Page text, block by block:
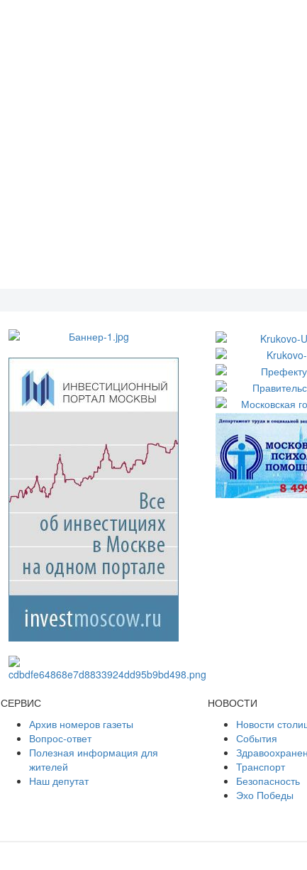
СЕРВИС
Архив номеров газеты
Вопрос-ответ
Полезная информация для
жителей
Наш депутат
НОВОСТИ
Новости
События
Транспорт
Безопасность
Эхо Победы